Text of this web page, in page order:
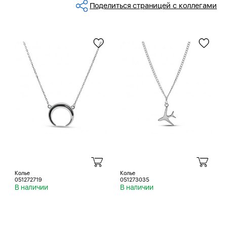
Поделиться страницей с коллегами
Колье
051272719
В наличии
Колье
051273035
В наличии